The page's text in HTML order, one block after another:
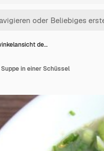
de…
in einer Schüssel